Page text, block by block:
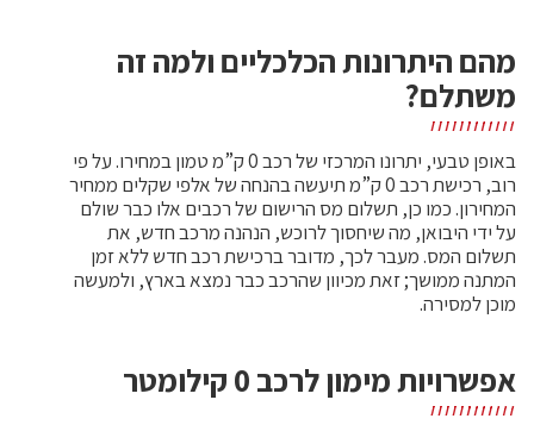
מהם היתרונות הכלכליים ולמה זה
משתלם?
באופן טבעי, יתרונו המרכזי של רכב 0 ק”מ טמון במחירו. על פי
רוב, רכישת רכב 0 ק”מ תיעשה בהנחה של אלפי שקלים ממחיר
המחירון. כמו כן, תשלום מס הרישום של רכבים אלו כבר שולם
על ידי היבואן, מה שיחסוך לרוכש, הנהנה מרכב חדש, את
תשלום המס. מעבר לכך, מדובר ברכישת רכב חדש ללא זמן
המתנה ממושך; זאת מכיוון שהרכב כבר נמצא בארץ, ולמעשה
מוכן למסירה.
אפשרויות מימון לרכב 0 קילומטר